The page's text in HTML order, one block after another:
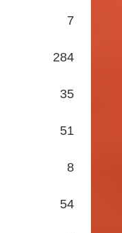
7
284
35
51
8
54